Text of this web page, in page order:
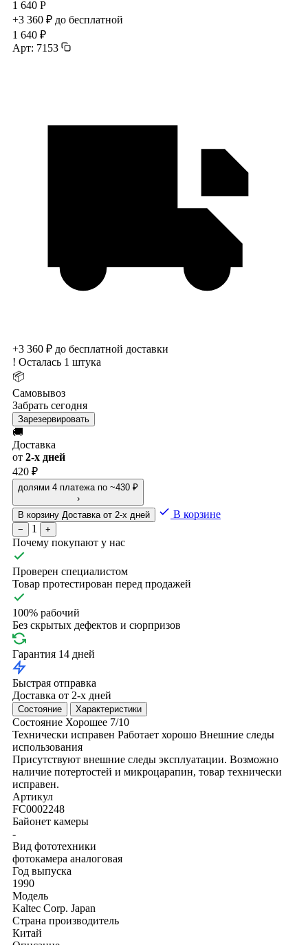
1 640 Р
+3 360 ₽ до бесплатной
1 640 ₽
Арт: 7153
+3 360 ₽ до бесплатной доставки
! Осталась 1 штука
📦
Самовывоз
Забрать сегодня
Зарезервировать
🚚
Доставка
от 2-х дней
420 ₽
долями 4 платежа по ~430 ₽
›
В корзину Доставка от 2-х дней В корзине
− 1 +
Почему покупают у нас
Проверен специалистом
Товар протестирован перед продажей
100% рабочий
Без скрытых дефектов и сюрпризов
Гарантия 14 дней
Быстрая отправка
Доставка от 2-х дней
Состояние Характеристики
Состояние Хорошее 7/10
Технически исправен Работает хорошо Внешние следы
использования
Присутствуют внешние следы эксплуатации. Возможно
наличие потертостей и микроцарапин, товар технически
исправен.
Артикул
FC0002248
Байонет камеры
-
Вид фототехники
фотокамера аналоговая
Год выпуска
1990
Модель
Kaltec Corp. Japan
Страна производитель
Китай